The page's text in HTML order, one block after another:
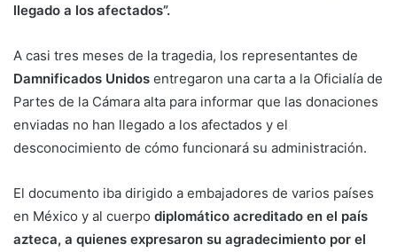
llegado a los afectados”.
A casi tres meses de la tragedia, los representantes de
Damnificados Unidos entregaron una carta a la Oficialía de
Partes de la Cámara alta para informar que las donaciones
enviadas no han llegado a los afectados y el
desconocimiento de cómo funcionará su administración.
El documento iba dirigido a embajadores de varios países
en México y al cuerpo diplomático acreditado en el país
azteca, a quienes expresaron su agradecimiento por el